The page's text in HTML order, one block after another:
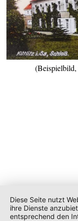
Diese Seite nutzt
ihre Dienste
entsprechend den